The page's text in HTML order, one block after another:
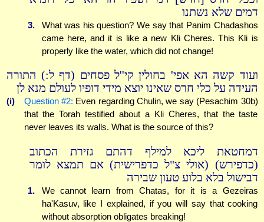
דמים שלא נשתנו
3.
What was his question? We say that Panim Chadashos
came here, and it is like a new Kli Cheres. This Kli is
properly like the water, which did not change!
ועוד קשה הא אפי' בחולין קי''ל פסחים (דף ל:) התורה
העידה על כלי חרס שאינו יוצא מידי דופיו לעולם מנא לן
(i) Question #2: Even regarding Chulin, we say (Pesachim 30b)
that the Torah testified about a Kli Cheres, that the taste
never leaves its walls. What is the source of this?
דמחטאת ליכא למילף דהתם גזירת הכתוב
(כדפירש) (אולי צ"ל כדפרישית) אם תמצא לומר
דבישול בלא בלוע טעון שבירה
1.
We cannot learn from Chatas, for it is a Gezeiras
ha'Kasuv, like I explained, if you will say that cooking
without absorption obligates breaking!